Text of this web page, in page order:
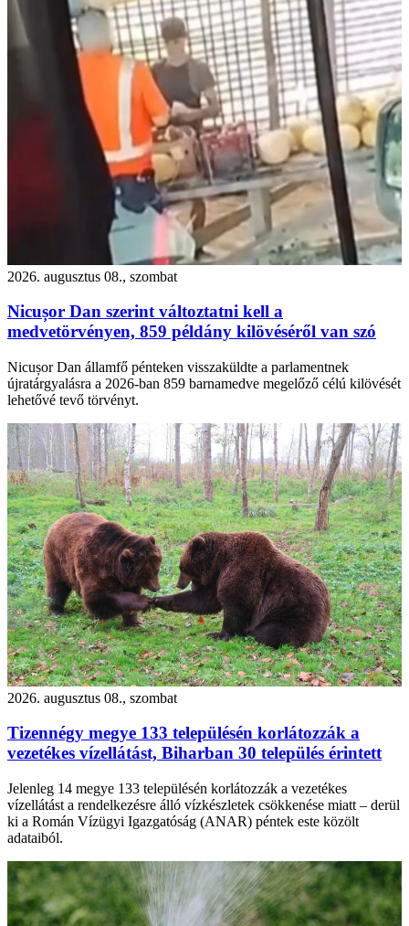
2026. augusztus 08., szombat
Nicușor Dan szerint változtatni kell a
medvetörvényen, 859 példány kilövéséről van szó
Nicușor Dan államfő pénteken visszaküldte a parlamentnek
újratárgyalásra a 2026-ban 859 barnamedve megelőző célú kilövését
lehetővé tevő törvényt.
2026. augusztus 08., szombat
Tizennégy megye 133 településén korlátozzák a
vezetékes vízellátást, Biharban 30 település érintett
Jelenleg 14 megye 133 településén korlátozzák a vezetékes
vízellátást a rendelkezésre álló vízkészletek csökkenése miatt – derül
ki a Román Vízügyi Igazgatóság (ANAR) péntek este közölt
adataiból.